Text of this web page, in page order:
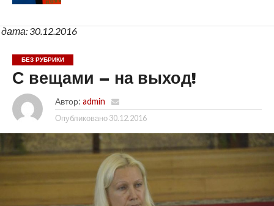
дата: 30.12.2016
БЕЗ РУБРИКИ
С вещами – на выход!
Автор: admin
Опубликовано 30.12.2016